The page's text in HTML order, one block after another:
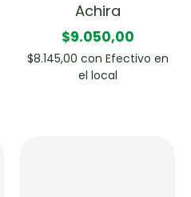
Achira
$9.050,00
$8.145,00 con Efectivo en
el local